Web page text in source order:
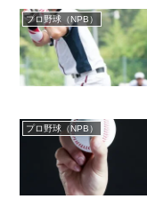
プロ野球（NPB）
プロ野球（NPB）